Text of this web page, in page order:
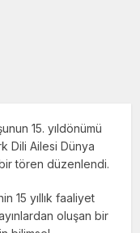
15. yıldönümü
Dili Ailesi Dünya
tören düzenlendi.
15 yıllık faaliyet
oluşan bir